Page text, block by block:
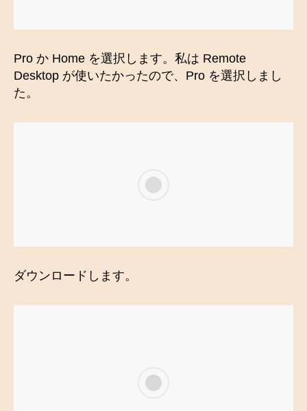
Pro か Home を選択します。私は Remote
Desktop が使いたかったので、Pro を選択しまし
た。
ダウンロードします。